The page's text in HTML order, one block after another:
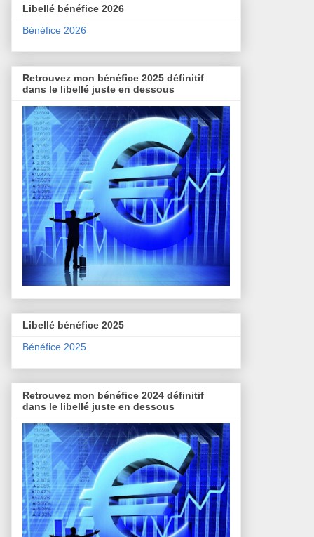
Libellé bénéfice 2026
Bénéfice 2026
Retrouvez mon bénéfice 2025 définitif
dans le libellé juste en dessous
Libellé bénéfice 2025
Bénéfice 2025
Retrouvez mon bénéfice 2024 définitif
dans le libellé juste en dessous